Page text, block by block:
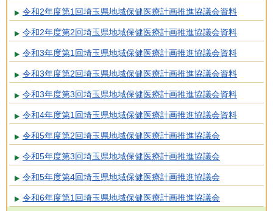
令和2年度第1回埼玉県地域保健医療計画推進協議会資料
令和2年度第2回埼玉県地域保健医療計画推進協議会資料
令和3年度第1回埼玉県地域保健医療計画推進協議会資料
令和3年度第2回埼玉県地域保健医療計画推進協議会資料
令和3年度第3回埼玉県地域保健医療計画推進協議会資料
令和4年度第1回埼玉県地域保健医療計画推進協議会資料
令和5年度第2回埼玉県地域保健医療計画推進協議会
令和5年度第3回埼玉県地域保健医療計画推進協議会
令和5年度第4回埼玉県地域保健医療計画推進協議会
令和6年度第1回埼玉県地域保健医療計画推進協議会